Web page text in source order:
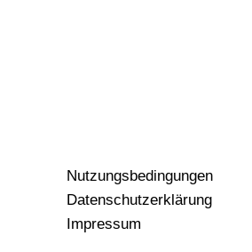
Nutzungsbedingungen
Datenschutzerklärung
Impressum